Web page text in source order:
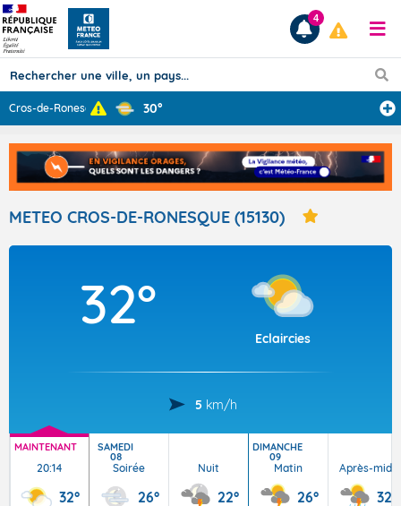
Prévisions
TOUS LES RÉSULTATS
Articles
4
Cros-de-Ronesqu... 30°
METEO CROS-DE-RONESQUE (15130)
32°
Eclaircies
5 km/h
MAINTENANT
20:14
32°
SAMEDI
08
Soirée
26°
Nuit
22°
DIMANCHE
09
Matin
26°
Après-midi
32°